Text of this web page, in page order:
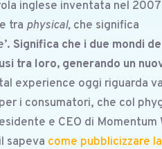
inglese inventata nel
tra physical, che significa
Significa che i due mondi
tra loro, generando un
experience oggi riguarda
i consumatori, che col
e CEO di
sapeva come pubblicizzare